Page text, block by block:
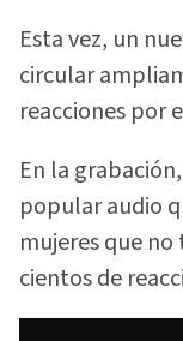
Esta vez, un
circular
reacciones por
En la
popular audio
mujeres que
cientos de